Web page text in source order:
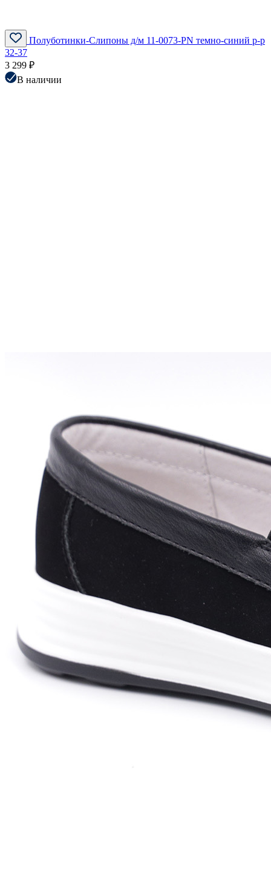
Полуботинки-Слипоны д/м 11-0073-PN темно-синий р-р
32-37
3 299 ₽
В наличии